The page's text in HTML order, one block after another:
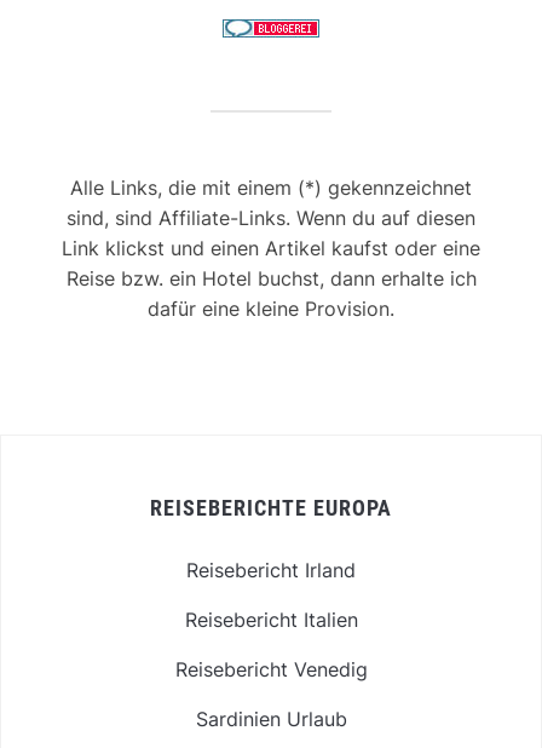
Alle Links, die mit einem (*) gekennzeichnet
sind, sind Affiliate-Links. Wenn du auf diesen
Link klickst und einen Artikel kaufst oder eine
Reise bzw. ein Hotel buchst, dann erhalte ich
dafür eine kleine Provision.
REISEBERICHTE EUROPA
Reisebericht Irland
Reisebericht Italien
Reisebericht Venedig
Sardinien Urlaub